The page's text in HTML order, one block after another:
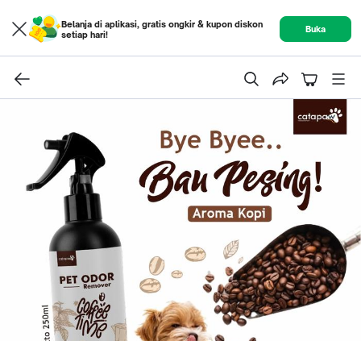
Belanja di aplikasi, gratis ongkir & kupon diskon
setiap hari!
Buka